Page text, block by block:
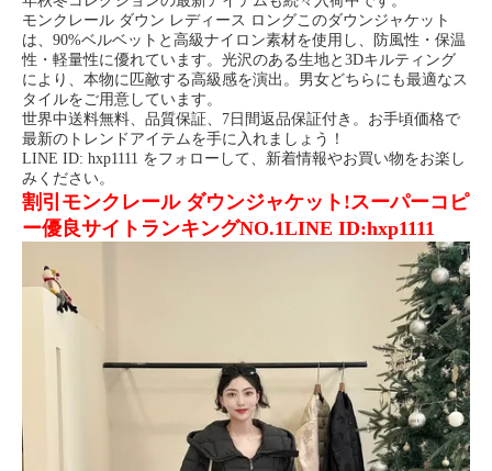
モンクレール ダウン レディース ロングこのダウンジャケット
は、90%ベルベットと高級ナイロン素材を使用し、防風性・保温
性・軽量性に優れています。光沢のある生地と3Dキルティング
により、本物に匹敵する高級感を演出。男女どちらにも最適なス
タイルをご用意しています。
世界中送料無料、品質保証、7日間返品保証付き。お手頃価格で
最新のトレンドアイテムを手に入れましょう！
LINE ID: hxp1111 をフォローして、新着情報やお買い物をお楽し
みください。
割引 モンクレール ダウンジャケット!スーパーコピ
ー優良サイトランキングNO.1LINE ID:hxp1111